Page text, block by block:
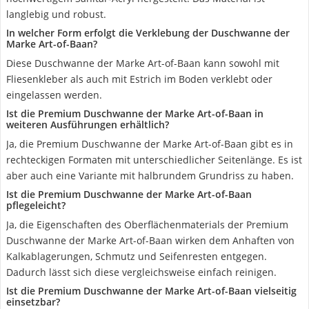
langlebig und robust.
In welcher Form erfolgt die Verklebung der Duschwanne der
Marke Art-of-Baan?
Diese Duschwanne der Marke Art-of-Baan kann sowohl mit
Fliesenkleber als auch mit Estrich im Boden verklebt oder
eingelassen werden.
Ist die Premium Duschwanne der Marke Art-of-Baan in
weiteren Ausführungen erhältlich?
Ja, die Premium Duschwanne der Marke Art-of-Baan gibt es in
rechteckigen Formaten mit unterschiedlicher Seitenlänge. Es ist
aber auch eine Variante mit halbrundem Grundriss zu haben.
Ist die Premium Duschwanne der Marke Art-of-Baan
pflegeleicht?
Ja, die Eigenschaften des Oberflächenmaterials der Premium
Duschwanne der Marke Art-of-Baan wirken dem Anhaften von
Kalkablagerungen, Schmutz und Seifenresten entgegen.
Dadurch lässt sich diese vergleichsweise einfach reinigen.
Ist die Premium Duschwanne der Marke Art-of-Baan vielseitig
einsetzbar?